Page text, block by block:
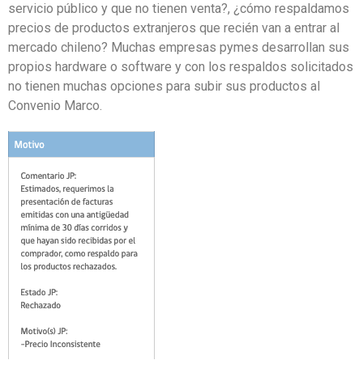
servicio público y que no tienen venta?, ¿cómo respaldamos
precios de productos extranjeros que recién van a entrar al
mercado chileno? Muchas empresas pymes desarrollan sus
propios hardware o software y con los respaldos solicitados
no tienen muchas opciones para subir sus productos al
Convenio Marco.